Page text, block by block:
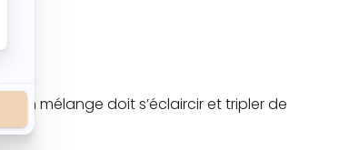
mélange doit s’éclaircir et tripler de